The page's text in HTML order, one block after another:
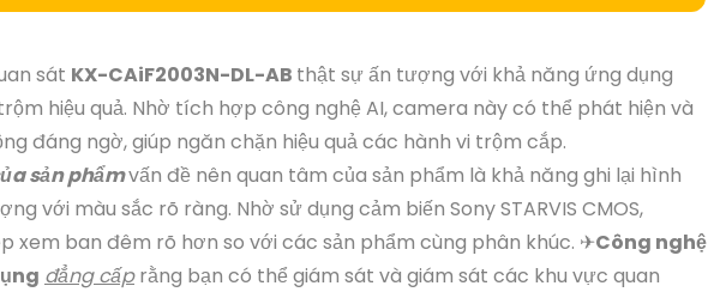
sát KX-CAiF2003N-DL-AB thật sự ấn tượng với khả năng ứng dụng
hiệu quả. Nhờ tích hợp công nghệ AI, camera này có thể phát hiện và
đáng ngờ, giúp ngăn chặn hiệu quả các hành vi trộm cắp.
sản phẩmvấn đề nên quan tâm của sản phẩm là khả năng ghi lại hình
với màu sắc rõ ràng. Nhờ sử dụng cảm biến Sony STARVIS CMOS,
xem ban đêm rõ hơn so với các sản phẩm cùng phân khúc. ✈Công nghệ
đẳng cấprằng bạn có thể giám sát và giám sát các khu vực quan